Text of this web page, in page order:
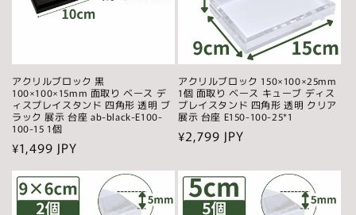
アクリルブロック 黒
100×100×15mm 面取り ベース デ
ィスプレイスタンド 四角形 透明 ブ
ラック 展示 台座 ab-black-E100-
100-15 1個
通
常
価
格
¥1,499 JPY
アクリルブロック 150×100×25mm
1個 面取り ベース キューブ ディス
プレイスタンド 四角形 透明 クリア
展示 台座 E150-100-25*1
通
価
格
¥2,799 JPY